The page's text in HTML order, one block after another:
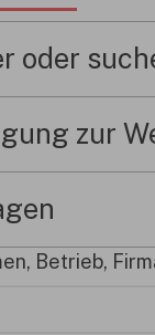
oder
zur
Betrieb,